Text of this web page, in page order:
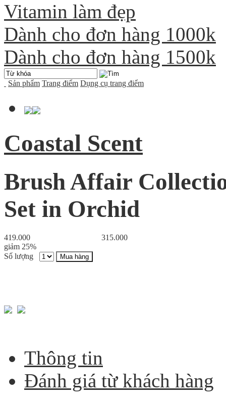
Vitamin làm đẹp
Dành cho đơn hàng 1000k
Dành cho đơn hàng 1500k
Sản phẩm Trang điểm Dụng cụ trang điểm
Coastal Scent
Brush Affair
Set in Orchid
419.000
315.000
giảm 25%
Số lượng
Mua hàng
Thông tin
Đánh giá từ khách hàng